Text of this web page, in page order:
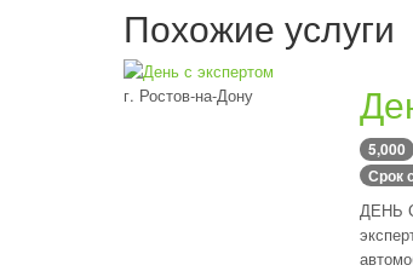
Похожие услуги
г. Ростов-на-Дону
5,000
Срок
ДЕНЬ